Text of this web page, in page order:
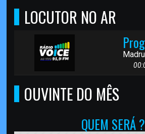
LOCUTOR NO AR
OUVINTE DO MÊS
QUEM SERÁ ?